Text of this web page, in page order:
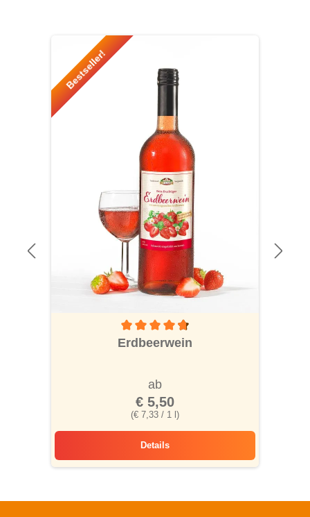
Produktgalerie überspringen
Bestseller!
Durchschnittliche Bewertung von 4.6 von 5
Erdbeerwein
(€ 7,33 / 1 l)
ab
€ 5,50
Details